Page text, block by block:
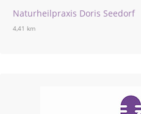
Naturheilpraxis Doris Seedorf
4,41 km